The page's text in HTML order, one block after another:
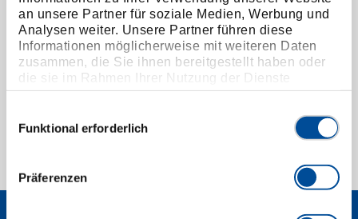
an unsere Partner für soziale Medien, Werbung und
Analysen weiter. Unsere Partner führen diese
Informationen möglicherweise mit weiteren Daten
zusammen, die Sie ihnen bereitgestellt haben oder
die sie im Rahmen Ihrer Nutzung der Dienste
gesammelt haben. Unsere vollständige
Funktional erforderlich
Präferenzen
Universal Gold-Forstaxt mit Hickorystiel 1600 g
1591320/ OX 20 H-1608